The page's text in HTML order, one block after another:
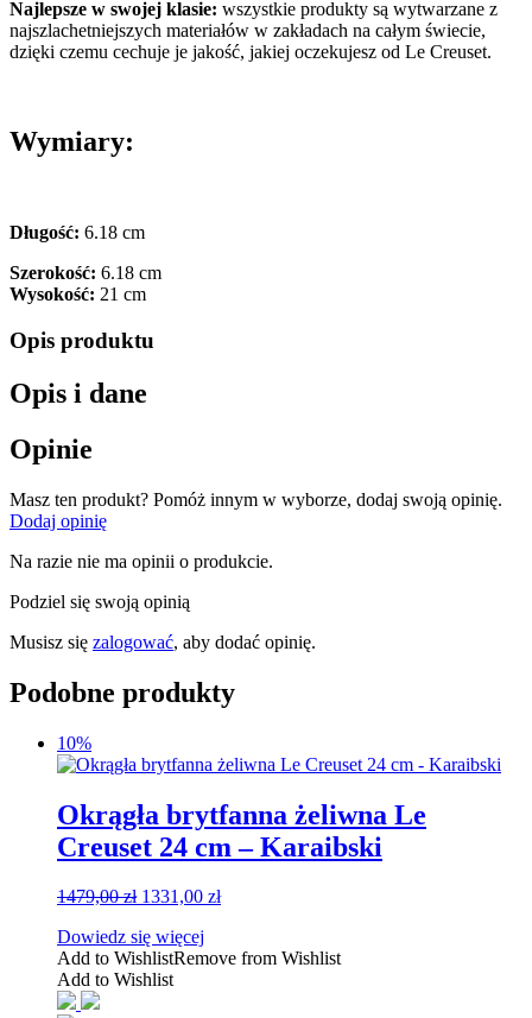
Najlepsze w swojej klasie: wszystkie produkty są wytwarzane z
najszlachetniejszych materiałów w zakładach na całym świecie,
dzięki czemu cechuje je jakość, jakiej oczekujesz od Le Creuset.
Wymiary:
Długość: 6.18 cm
Szerokość: 6.18 cm
Wysokość: 21 cm
Opis produktu
Opis i dane
Opinie
Masz ten produkt? Pomóż innym w wyborze, dodaj swoją opinię.
Dodaj opinię
Na razie nie ma opinii o produkcie.
Podziel się swoją opinią
Musisz się zalogować, aby dodać opinię.
Podobne produkty
10%
Okrągła brytfanna żeliwna Le
Creuset 24 cm – Karaibski
1479,00zł Pierwotna
wynosiła:
1479,00 zł.
1331,00 złAktualna
1331,00 zł.
Dowiedz się więcej
Add to WishlistRemove from Wishlist
Add to Wishlist